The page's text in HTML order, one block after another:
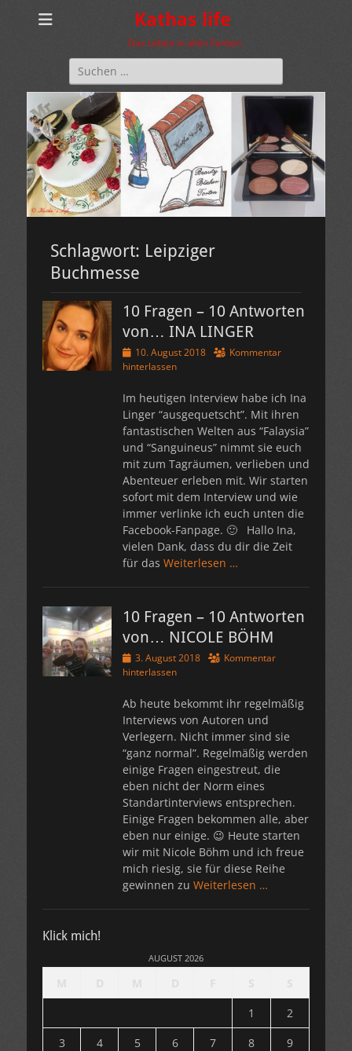
Kathas life
Das Leben in allen Farben
Suchen
nach:
Schlagwort: Leipziger
Buchmesse
10 Fragen – 10 Antworten
von… INA LINGER
Veröffentlicht
am
10. August 2018
Kommentar
hinterlassen
Im heutigen Interview habe ich Ina
Linger “ausgequetscht”. Mit ihren
fantastischen Welten aus “Falaysia”
und “Sanguineus” nimmt sie euch
mit zum Tagräumen, verlieben und
Abenteuer erleben mit. Wir starten
sofort mit dem Interview und wie
immer verlinke ich euch unten die
Facebook-Fanpage. 🙂 Hallo Ina,
vielen Dank, dass du dir die Zeit
für das Weiterlesen …
10 Fragen – 10 Antworten
von… NICOLE BÖHM
Veröffentlicht
am
3. August 2018
Kommentar
hinterlassen
Ab heute bekommt ihr regelmäßig
Interviews von Autoren und
Verlegern. Nicht immer sind sie
“ganz normal”. Regelmäßig werden
einige Fragen eingestreut, die
eben nicht der Norm eines
Standartinterviews entsprechen.
Einige Fragen bekommen alle, aber
eben nur einige. 😉 Heute starten
wir mit Nicole Böhm und ich freue
mich riesig, sie für diese Reihe
gewinnen zu Weiterlesen …
Klick mich!
AUGUST 2026
1
2
3
4 5 6 7 8
9